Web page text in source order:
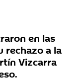
en las
rechazo a la
Vizcarra